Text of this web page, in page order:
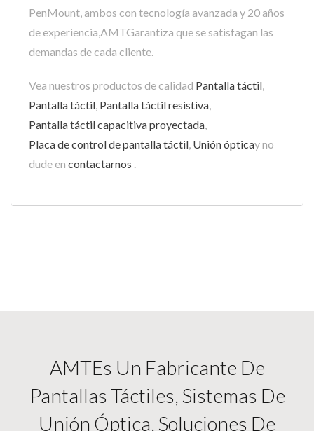
PenMount, ambos con tecnología avanzada y 20 años
de experiencia,AMTGarantiza que se satisfagan las
demandas de cada cliente.
Vea nuestros productos de calidad Pantalla táctil,
Pantalla táctil, Pantalla táctil resistiva,
Pantalla táctil capacitiva proyectada,
Placa de control de pantalla táctil, Unión ópticay no
dude en contactarnos .
AMTEs Un Fabricante De
Pantallas Táctiles, Sistemas De
Unión Óptica, Soluciones De